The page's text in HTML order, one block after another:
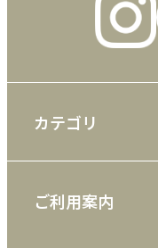
カテゴリ
ご利用案内